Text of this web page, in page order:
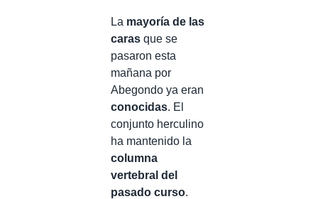
La mayoría de las
caras que se
pasaron esta
mañana por
Abegondo ya eran
conocidas. El
conjunto herculino
ha mantenido la
columna
vertebral del
pasado curso.